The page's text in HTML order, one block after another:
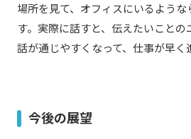
場所を見て、オフィスにいるよう
す。実際に話すと、伝えたいことの
話が通じやすくなって、仕事が早く
今後の展望